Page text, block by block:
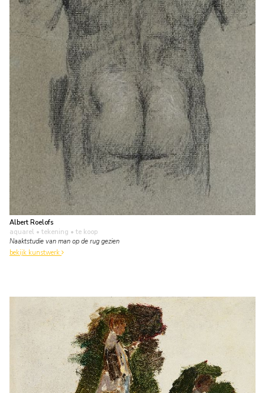
Albert Roelofs
aquarel • tekening • te koop
Naaktstudie van man op de rug gezien
bekijk kunstwerk